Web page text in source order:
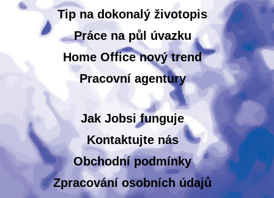
Tip na dokonalý životopis
Práce na půl úvazku
Home Office nový trend
Pracovní agentury
Jak Jobsi funguje
Kontaktujte nás
Obchodní podmínky
Zpracování osobních údajů